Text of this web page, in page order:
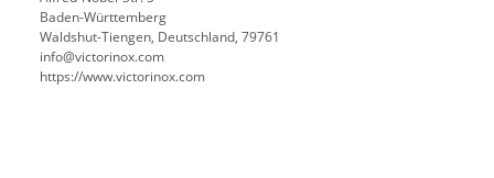
Baden-Württemberg
Waldshut-Tiengen, Deutschland, 79761
info@victorinox.com
https://www.victorinox.com